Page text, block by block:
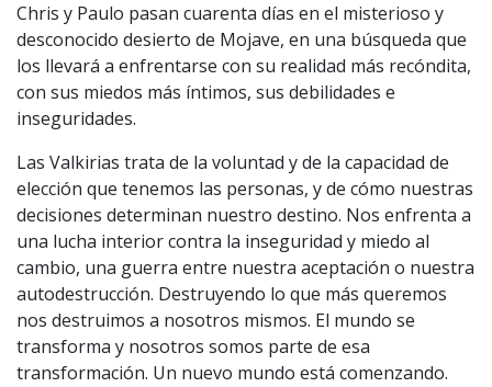
Chris y Paulo pasan cuarenta días en el misterioso y
desconocido desierto de Mojave, en una búsqueda que
los llevará a enfrentarse con su realidad más recóndita,
con sus miedos más íntimos, sus debilidades e
inseguridades.
Las Valkirias trata de la voluntad y de la capacidad de
elección que tenemos las personas, y de cómo nuestras
decisiones determinan nuestro destino. Nos enfrenta a
una lucha interior contra la inseguridad y miedo al
cambio, una guerra entre nuestra aceptación o nuestra
autodestrucción. Destruyendo lo que más queremos
nos destruimos a nosotros mismos. El mundo se
transforma y nosotros somos parte de esa
transformación. Un nuevo mundo está comenzando.